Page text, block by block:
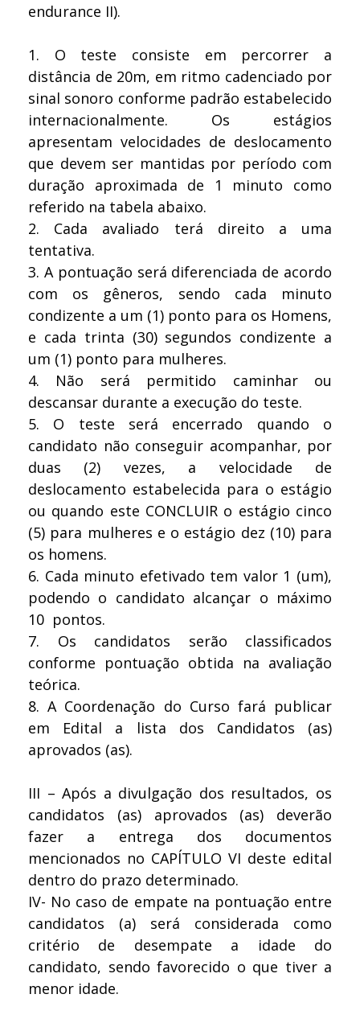
endurance II).
1.
O teste consiste em percorrer a
distância de 20m, em ritmo cadenciado por
sinal sonoro conforme padrão estabelecido
internacionalmente. Os estágios
apresentam velocidades de deslocamento
que devem ser mantidas por período com
duração aproximada de 1 minuto como
referido na tabela abaixo.
2.
Cada avaliado terá direito a uma
tentativa.
3. A pontuação será diferenciada de acordo
com os gêneros, sendo cada minuto
condizente a um (1) ponto para os Homens,
e cada trinta (30) segundos condizente a
um (1) ponto para mulheres.
4.
Não será permitido caminhar ou
descansar durante a execução do teste.
5.
O teste será encerrado quando o
candidato não conseguir acompanhar, por
duas (2) vezes, a velocidade de
deslocamento estabelecida para o estágio
ou quando este CONCLUIR o estágio cinco
(5) para mulheres e o estágio dez (10) para
os homens.
6. Cada minuto efetivado tem valor 1 (um),
podendo o candidato alcançar o máximo
10 pontos.
7.
Os candidatos serão classificados
conforme pontuação obtida na avaliação
teórica.
8. A Coordenação do Curso fará publicar
em Edital a lista dos Candidatos (as)
aprovados (as).
III – Após a divulgação dos resultados, os
candidatos (as) aprovados (as) deverão
fazer a entrega dos documentos
mencionados no CAPÍTULO VI deste edital
dentro do prazo determinado.
IV- No caso de empate na pontuação entre
candidatos (a) será considerada como
critério de desempate a idade do
candidato, sendo favorecido o que tiver a
menor idade.